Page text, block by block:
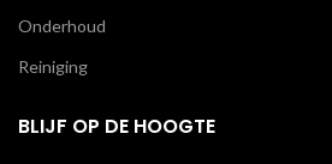
Onderhoud
Reiniging
BLIJF OP DE HOOGTE